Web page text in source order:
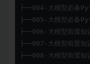
├──004-大模型必备
├──005-大模型必备
├──006-大模型前置
├──007-大模型前置
├──008-大模型前置